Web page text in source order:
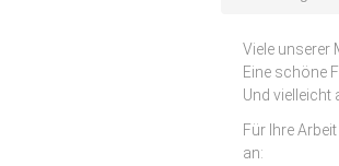
Viele unserer
Eine schöne
Und vielleicht
Für Ihre
an: